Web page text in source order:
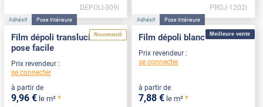
DEPOLI-309i PROJ-1202i
Nouveauté
Adhésif Pose Intérieure
Film dépoli translucide
pose facile
Prix revendeur :
se connecter
à partir de
9,96 € le m² *
Meilleure vente
Adhésif Pose Intérieure
Film dépoli blanc
Prix revendeur :
se connecter
à partir de
7,88 € le m² *